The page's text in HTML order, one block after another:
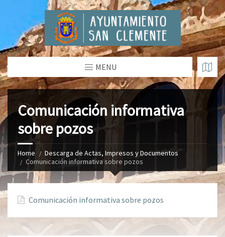
MENU
Comunicación informativa
sobre pozos
Home
Descarga de Actas, Impresos y Documentos
Comunicación informativa sobre pozos
Comunicación informativa sobre pozos